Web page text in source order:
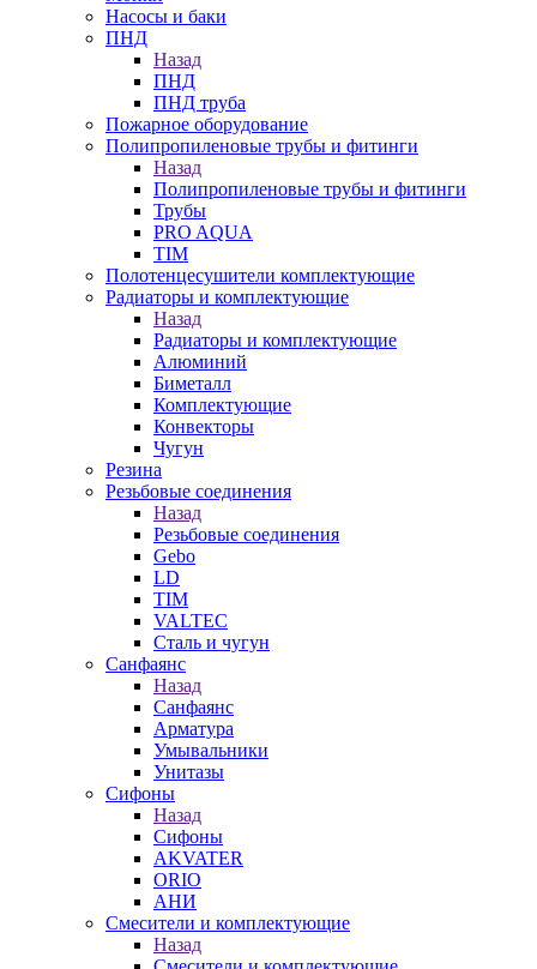
Насосы и баки
ПНД
Назад
ПНД
ПНД труба
Пожарное оборудование
Полипропиленовые трубы и фитинги
Назад
Полипропиленовые трубы и фитинги
Трубы
PRO AQUA
TIM
Полотенцесушители комплектующие
Радиаторы и комплектующие
Назад
Радиаторы и комплектующие
Алюминий
Биметалл
Комплектующие
Конвекторы
Чугун
Резина
Резьбовые соединения
Назад
Резьбовые соединения
Gebo
LD
TIM
VALTEC
Сталь и чугун
Санфаянс
Назад
Санфаянс
Арматура
Умывальники
Унитазы
Сифоны
Назад
Сифоны
AKVATER
ORIO
АНИ
Смесители и комплектующие
Назад